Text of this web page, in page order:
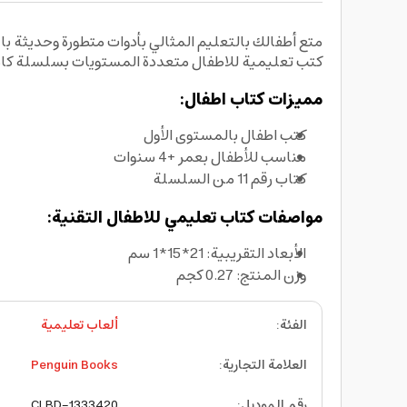
كتب تعليمية للاطفال متعددة المستويات بسلسلة
مميزات كتاب اطفال:
كتب اطفال بالمستوى الأول
مناسب للأطفال بعمر +4 سنوات
كتاب رقم 11 من السلسلة
مواصفات كتاب تعليمي للاطفال التقنية:
الأبعاد التقريبية: 21*15*1 سم
وزن المنتج: 0.27 كجم
الفئة:
ألعاب تعليمية
العلامة التجارية:
Penguin Books